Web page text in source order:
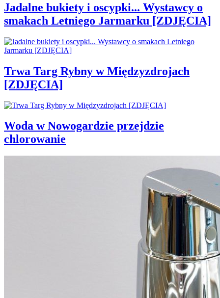
Jadalne bukiety i oscypki... Wystawcy o
smakach Letniego Jarmarku [ZDJĘCIA]
Trwa Targ Rybny w Międzyzdrojach
[ZDJĘCIA]
Woda w Nowogardzie przejdzie
chlorowanie